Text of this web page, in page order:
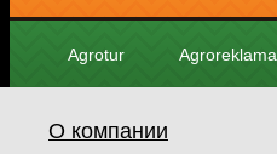
Agrotur Agroreklama
О компании